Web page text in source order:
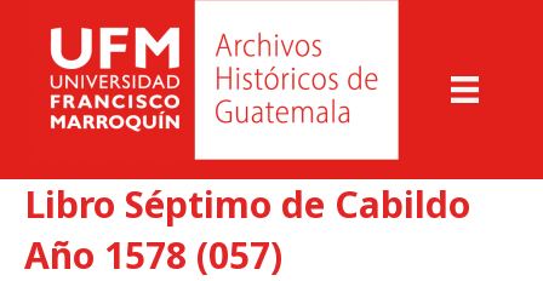
Libro Séptimo de Cabildo
Año 1578 (057)